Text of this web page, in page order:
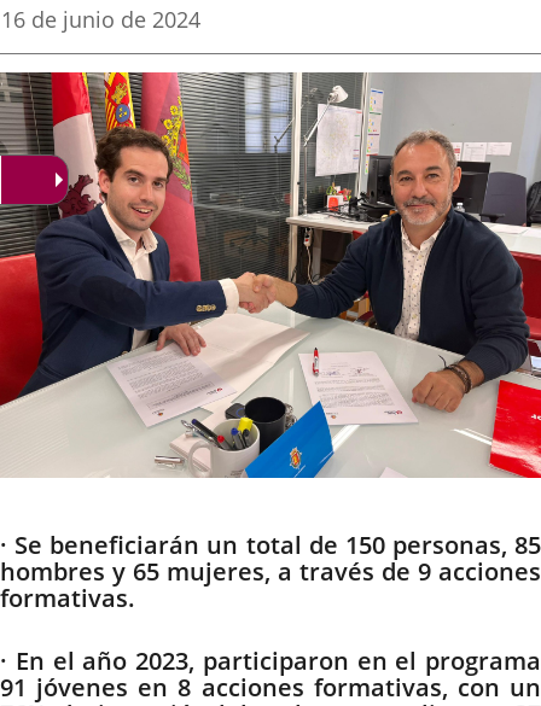
aplicación
externa.
aplicación
externa.
Fecha
la
noticia
16 de junio de 2024
Descripción
· Se beneficiarán un total de 150 personas, 85
hombres y 65 mujeres, a través de 9 acciones
formativas.
· En el año 2023, participaron en el programa
91 jóvenes en 8 acciones formativas, con un